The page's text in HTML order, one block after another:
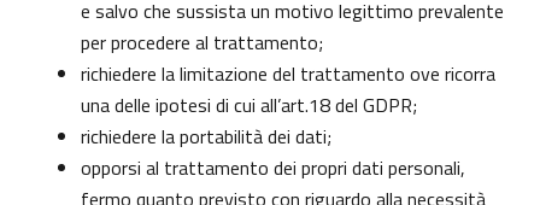
e salvo che sussista un motivo legittimo prevalente
per procedere al trattamento;
richiedere la limitazione del trattamento ove ricorra
una delle ipotesi di cui all’art.18 del GDPR;
richiedere la portabilità dei dati;
opporsi al trattamento dei propri dati personali,
fermo quanto previsto con riguardo alla necessità